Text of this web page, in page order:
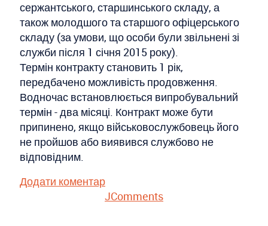
сержантського, старшинського складу, а
також молодшого та старшого офіцерського
складу (за умови, що особи були звільнені зі
служби після 1 січня 2015 року).
Термін контракту становить 1 рік,
передбачено можливість продовження.
Водночас встановлюється випробувальний
термін - два місяці. Контракт може бути
припинено, якщо військовослужбовець його
не пройшов або виявився службово не
відповідним.
Додати коментар
JComments